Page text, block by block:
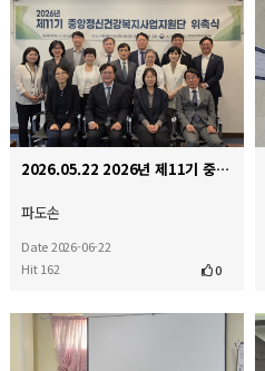
2026.05.22 2026년 제11기 중앙지원단 위촉식
파도손
Date 2026-06-22
Hit 162
0